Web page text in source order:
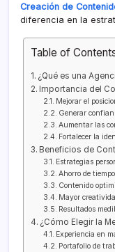
Creación de
diferencia en la
Table of
¿Qué es una
Importancia del
Mejorar el
Generar
Aumentar las
Fortalecer la
Beneficios de
Estrategias
Ahorro de tiempo
Contenido
Mayor
Resultados
¿Cómo Elegir la
Experiencia en
Portafolio de